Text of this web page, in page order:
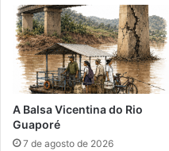
A Balsa Vicentina do Rio
Guaporé
7 de agosto de 2026